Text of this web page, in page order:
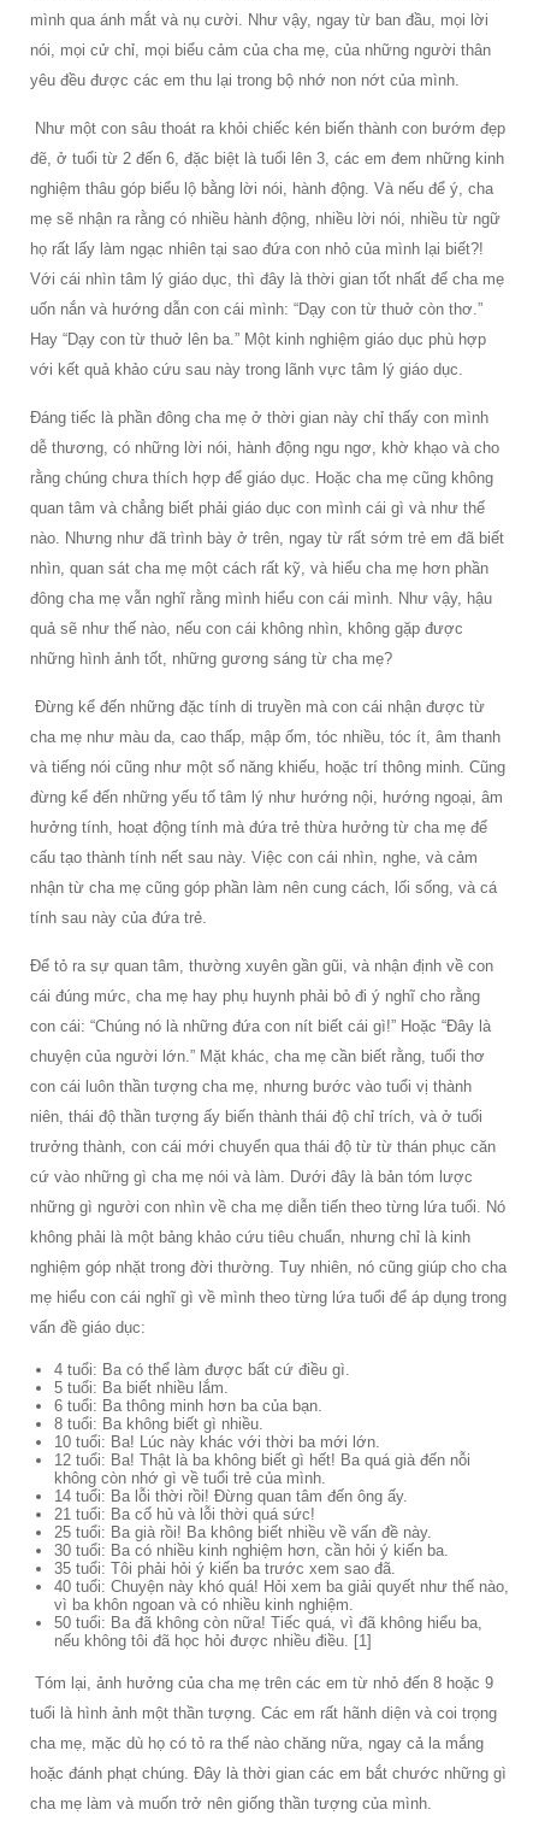
mình qua ánh mắt và nụ cười. Như vậy, ngay từ ban đầu, mọi lời
nói, mọi cử chỉ, mọi biểu cảm của cha mẹ, của những người thân
yêu đều được các em thu lại trong bộ nhớ non nớt của mình.
Như một con sâu thoát ra khỏi chiếc kén biến thành con bướm đẹp
đẽ, ở tuổi từ 2 đến 6, đặc biệt là tuổi lên 3, các em đem những kinh
nghiệm thâu góp biểu lộ bằng lời nói, hành động. Và nếu để ý, cha
mẹ sẽ nhận ra rằng có nhiều hành động, nhiều lời nói, nhiều từ ngữ
họ rất lấy làm ngạc nhiên tại sao đứa con nhỏ của mình lại biết?!
Với cái nhìn tâm lý giáo dục, thì đây là thời gian tốt nhất để cha mẹ
uốn nắn và hướng dẫn con cái mình: “Dạy con từ thuở còn thơ.”
Hay “Dạy con từ thuở lên ba.” Một kinh nghiệm giáo dục phù hợp
với kết quả khảo cứu sau này trong lãnh vực tâm lý giáo dục.
Đáng tiếc là phần đông cha mẹ ở thời gian này chỉ thấy con mình
dễ thương, có những lời nói, hành động ngu ngơ, khờ khạo và cho
rằng chúng chưa thích hợp để giáo dục. Hoặc cha mẹ cũng không
quan tâm và chẳng biết phải giáo dục con mình cái gì và như thế
nào. Nhưng như đã trình bày ở trên, ngay từ rất sớm trẻ em đã biết
nhìn, quan sát cha mẹ một cách rất kỹ, và hiểu cha mẹ hơn phần
đông cha mẹ vẫn nghĩ rằng mình hiểu con cái mình. Như vậy, hậu
quả sẽ như thế nào, nếu con cái không nhìn, không gặp được
những hình ảnh tốt, những gương sáng từ cha mẹ?
Đừng kể đến những đặc tính di truyền mà con cái nhận được từ
cha mẹ như màu da, cao thấp, mập ốm, tóc nhiều, tóc ít, âm thanh
và tiếng nói cũng như một số năng khiếu, hoặc trí thông minh. Cũng
đừng kể đến những yếu tố tâm lý như hướng nội, hướng ngoại, âm
hưởng tính, hoạt động tính mà đứa trẻ thừa hưởng từ cha mẹ để
cấu tạo thành tính nết sau này. Việc con cái nhìn, nghe, và cảm
nhận từ cha mẹ cũng góp phần làm nên cung cách, lối sống, và cá
tính sau này của đứa trẻ.
Để tỏ ra sự quan tâm, thường xuyên gần gũi, và nhận định về con
cái đúng mức, cha mẹ hay phụ huynh phải bỏ đi ý nghĩ cho rằng
con cái: “Chúng nó là những đứa con nít biết cái gì!” Hoặc “Đây là
chuyện của người lớn.” Mặt khác, cha mẹ cần biết rằng, tuổi thơ
con cái luôn thần tượng cha mẹ, nhưng bước vào tuổi vị thành
niên, thái độ thần tượng ấy biến thành thái độ chỉ trích, và ở tuổi
trưởng thành, con cái mới chuyển qua thái độ từ từ thán phục căn
cứ vào những gì cha mẹ nói và làm. Dưới đây là bản tóm lược
những gì người con nhìn về cha mẹ diễn tiến theo từng lứa tuổi. Nó
không phải là một bảng khảo cứu tiêu chuẩn, nhưng chỉ là kinh
nghiệm góp nhặt trong đời thường. Tuy nhiên, nó cũng giúp cho cha
mẹ hiểu con cái nghĩ gì về mình theo từng lứa tuổi để áp dụng trong
vấn đề giáo dục:
4 tuổi: Ba có thể làm được bất cứ điều gì.
5 tuổi: Ba biết nhiều lắm.
6 tuổi: Ba thông minh hơn ba của bạn.
8 tuổi: Ba không biết gì nhiều.
10 tuổi: Ba! Lúc này khác với thời ba mới lớn.
12 tuổi: Ba! Thật là ba không biết gì hết! Ba quá già đến nỗi
không còn nhớ gì về tuổi trẻ của mình.
14 tuổi: Ba lỗi thời rồi! Ðừng quan tâm đến ông ấy.
21 tuổi: Ba cổ hủ và lỗi thời quá sức!
25 tuổi: Ba già rồi! Ba không biết nhiều về vấn đề này.
30 tuổi: Ba có nhiều kinh nghiệm hơn, cần hỏi ý kiến ba.
35 tuổi: Tôi phải hỏi ý kiến ba trước xem sao đã.
40 tuổi: Chuyện này khó quá! Hỏi xem ba giải quyết như thế nào,
vì ba khôn ngoan và có nhiều kinh nghiệm.
50 tuổi: Ba đã không còn nữa! Tiếc quá, vì đã không hiểu ba,
nếu không tôi đã học hỏi được nhiều điều. [1]
Tóm lại, ảnh hưởng của cha mẹ trên các em từ nhỏ đến 8 hoặc 9
tuổi là hình ảnh một thần tượng. Các em rất hãnh diện và coi trọng
cha mẹ, mặc dù họ có tỏ ra thế nào chăng nữa, ngay cả la mắng
hoặc đánh phạt chúng. Đây là thời gian các em bắt chước những gì
cha mẹ làm và muốn trở nên giống thần tượng của mình.